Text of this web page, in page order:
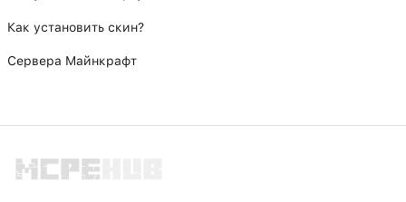
Как установить скин?
Сервера Майнкрафт